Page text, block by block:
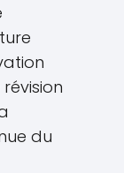
du